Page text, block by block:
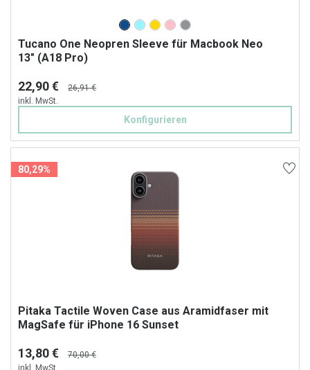
Tucano One Neopren Sleeve für Macbook Neo
13" (A18 Pro)
22,90 €
26,91 €
inkl. MwSt.
Konfigurieren
80,29%
Pitaka Tactile Woven Case aus Aramidfaser mit
MagSafe für iPhone 16 Sunset
13,80 €
70,00 €
inkl. MwSt.